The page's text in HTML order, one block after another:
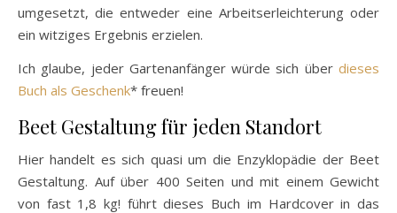
umgesetzt, die entweder eine Arbeitserleichterung oder
ein witziges Ergebnis erzielen.
Ich glaube, jeder Gartenanfänger würde sich über dieses
Buch als Geschenk* freuen!
Beet Gestaltung für jeden Standort
Hier handelt es sich quasi um die Enzyklopädie der Beet
Gestaltung. Auf über 400 Seiten und mit einem Gewicht
von fast 1,8 kg! führt dieses Buch im Hardcover in das